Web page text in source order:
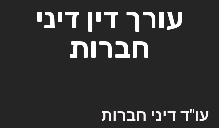
עורך דין דיני
חברות
עו"ד דיני חברות